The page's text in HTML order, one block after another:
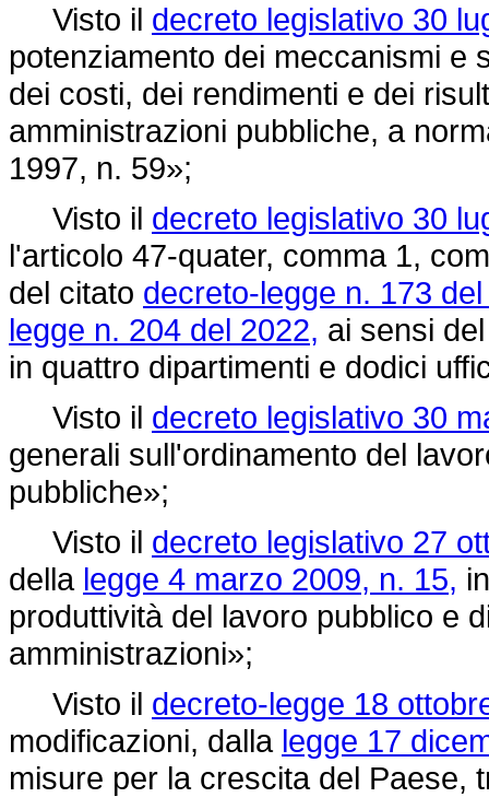
Visto il decreto legislativo 30
potenziamento dei meccanismi e
dei costi, dei rendimenti e dei
amministrazioni pubbliche, a
1997, n. 59»;
Visto il decreto legislativo 30
l'articolo 47-quater, comma 1,
del citato decreto-legge n. 173
legge n. 204 del 2022, ai sensi
in quattro dipartimenti e dodici
Visto il decreto legislativo 30
generali sull'ordinamento del
pubbliche»;
Visto il decreto legislativo 27
della legge 4 marzo 2009, n. 15,
produttività del lavoro pubblico e
amministrazioni»;
Visto il decreto-legge 18
modificazioni, dalla legge 17
misure per la crescita del Paese,